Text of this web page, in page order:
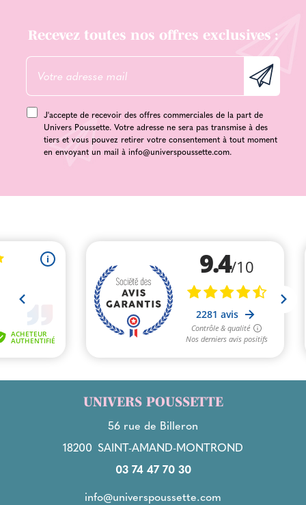
Recevez toutes nos offres exclusives :
J'accepte de recevoir des offres commerciales de la part de
Univers Poussette. Votre adresse ne sera pas transmise à des
tiers et vous pouvez retirer votre consentement à tout moment
en envoyant un mail à info@universpoussette.com.
UNIVERS POUSSETTE
56 rue de Billeron
18200 SAINT-AMAND-MONTROND
03 74 47 70 30
info@universpoussette.com